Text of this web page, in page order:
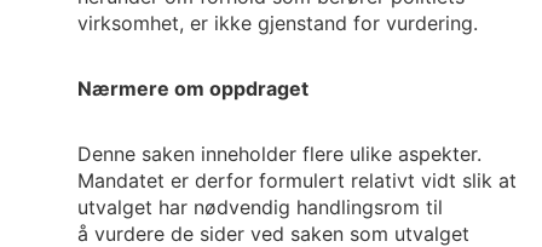
virksomhet, er ikke gjenstand for vurdering.
Nærmere om oppdraget
Denne saken inneholder flere ulike aspekter.
Mandatet er derfor formulert relativt vidt slik at
utvalget har nødvendig handlingsrom til
å vurdere de sider ved saken som utvalget